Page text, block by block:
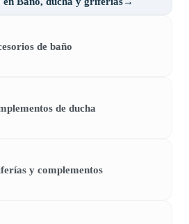
de baño
de ducha
y complementos